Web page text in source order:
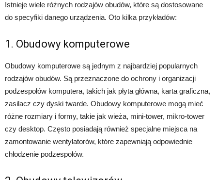
Istnieje wiele różnych rodzajów obudów, które są dostosowane
do specyfiki danego urządzenia. Oto kilka przykładów:
1. Obudowy komputerowe
Obudowy komputerowe są jednym z najbardziej popularnych
rodzajów obudów. Są przeznaczone do ochrony i organizacji
podzespołów komputera, takich jak płyta główna, karta graficzna,
zasilacz czy dyski twarde. Obudowy komputerowe mogą mieć
różne rozmiary i formy, takie jak wieża, mini-tower, mikro-tower
czy desktop. Często posiadają również specjalne miejsca na
zamontowanie wentylatorów, które zapewniają odpowiednie
chłodzenie podzespołów.